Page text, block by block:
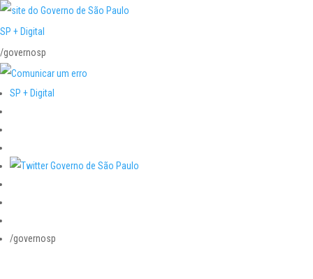
SP + Digital
/governosp
SP + Digital
/governosp